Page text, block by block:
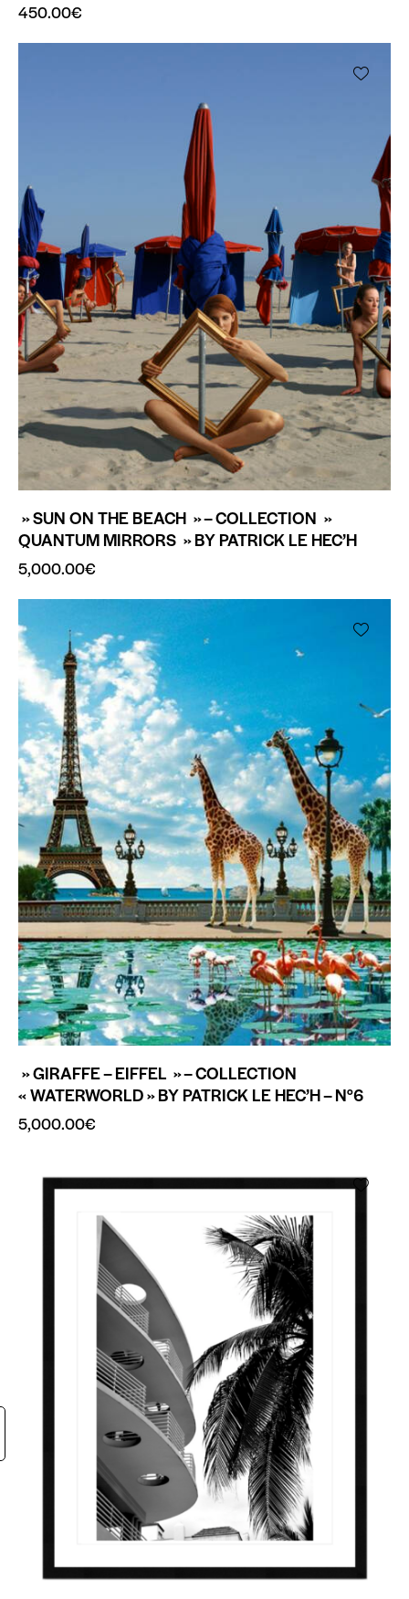
450.00€
» SUN ON THE BEACH » – COLLECTION »
QUANTUM MIRRORS » BY PATRICK LE HEC’H
5,000.00€
» GIRAFFE – EIFFEL » – COLLECTION
« WATERWORLD » BY PATRICK LE HEC’H – N°6
5,000.00€